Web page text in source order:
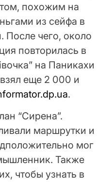
похожим на
из сейфа в
После чего, около
повторилась в
на Паникахи
еще 2 000 и
.
“Сирена”.
маршрутки и
мог
Также
чтобы узнать в